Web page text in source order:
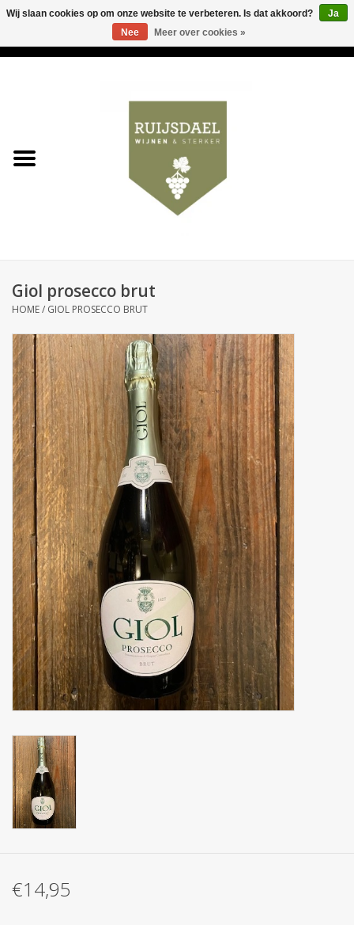
& sterker
Contact
Relatiegeschenken
Giol prosecco brut
HOME/ GIOL PROSECCO BRUT
€14,95
Wij slaan cookies op om onze website te verbeteren. Is dat akkoord?
Ja
Nee
Meer over cookies »